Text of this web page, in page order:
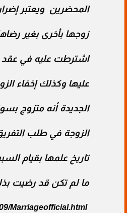
المحضرين ويعتبر
زوجها بأخرى بغير
اشترطت عليه في عقد
عليها وكذلك إخفاء
الجديدة أنه متزوج
الزوجة في طلب
تاريخ علمها بقيام
ما لم تكن قد رضيت
https://www.elmathoon.com/2019/09/Marriageofficial.html